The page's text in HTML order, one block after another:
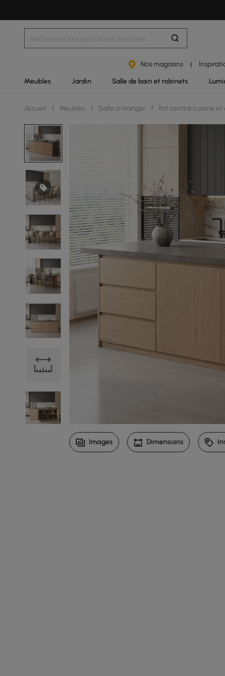
Nos magasins |
Meubles Jardin Salle de bain et robinets
Accueil / Meubles / Salle à manger / Îlot central cuisine
Images Dimensions